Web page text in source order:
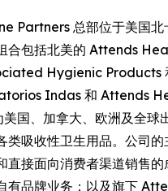
Partners 总部位于美国北
合包括北美的 Attends
Hygienic Products
Indas 和 Attends
国、加拿大、欧洲及全球
类吸收性卫生用品。公司
直接面向消费者渠道销售的
有品牌业务；以及旗下